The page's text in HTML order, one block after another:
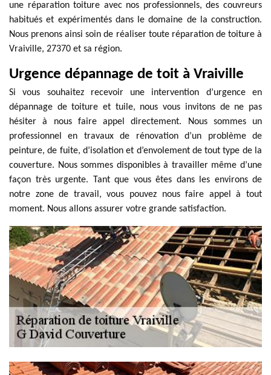
une réparation toiture avec nos professionnels, des couvreurs
habitués et expérimentés dans le domaine de la construction.
Nous prenons ainsi soin de réaliser toute réparation de toiture à
Vraiville, 27370 et sa région.
Urgence dépannage de toit à Vraiville
Si vous souhaitez recevoir une intervention d’urgence en
dépannage de toiture et tuile, nous vous invitons de ne pas
hésiter à nous faire appel directement. Nous sommes un
professionnel en travaux de rénovation d’un problème de
peinture, de fuite, d’isolation et d’envolement de tout type de la
couverture. Nous sommes disponibles à travailler même d’une
façon très urgente. Tant que vous êtes dans les environs de
notre zone de travail, vous pouvez nous faire appel à tout
moment. Nous allons assurer votre grande satisfaction.